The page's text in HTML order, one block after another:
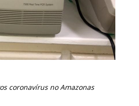
coronavírus no Amazonas